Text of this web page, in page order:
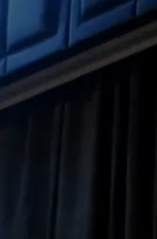
適です。レイアウトをシンプルに保
ちつつ、必要な情報をすべて提供で
きます。テキストを何かにリンクさ
せたり、テキストボックスをクリッ
クすると拡大するように設定しまし
ょう。ここにテキストを入力してく
ださい。